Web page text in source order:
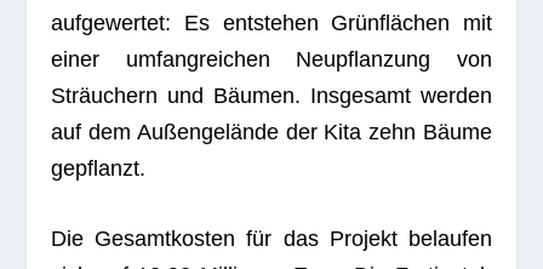
auf­ge­wer­tet: Es ent­ste­hen Grün­flä­chen mit
einer umfang­rei­chen Neu­pflan­zung von
Sträu­chern und Bäu­men. Ins­ge­samt wer­den
auf dem Außen­ge­lände der Kita zehn Bäume
gepflanzt.
Die Gesamt­kos­ten für das Pro­jekt belau­fen